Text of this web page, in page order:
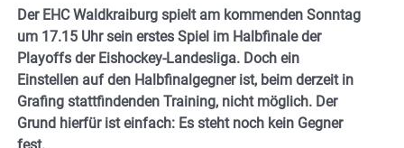
Der EHC Waldkraiburg spielt am kommenden Sonntag
um 17.15 Uhr sein erstes Spiel im Halbfinale der
Playoffs der Eishockey-Landesliga. Doch ein
Einstellen auf den Halbfinalgegner ist, beim derzeit in
Grafing stattfindenden Training, nicht möglich. Der
Grund hierfür ist einfach: Es steht noch kein Gegner